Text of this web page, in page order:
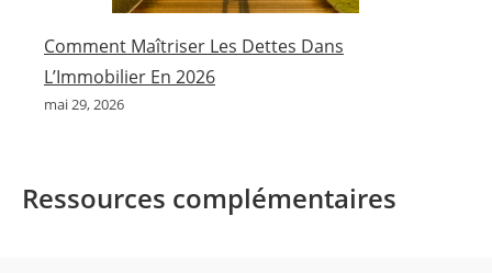
Comment Maîtriser Les Dettes Dans
L’Immobilier En 2026
mai 29, 2026
Ressources complémentaires